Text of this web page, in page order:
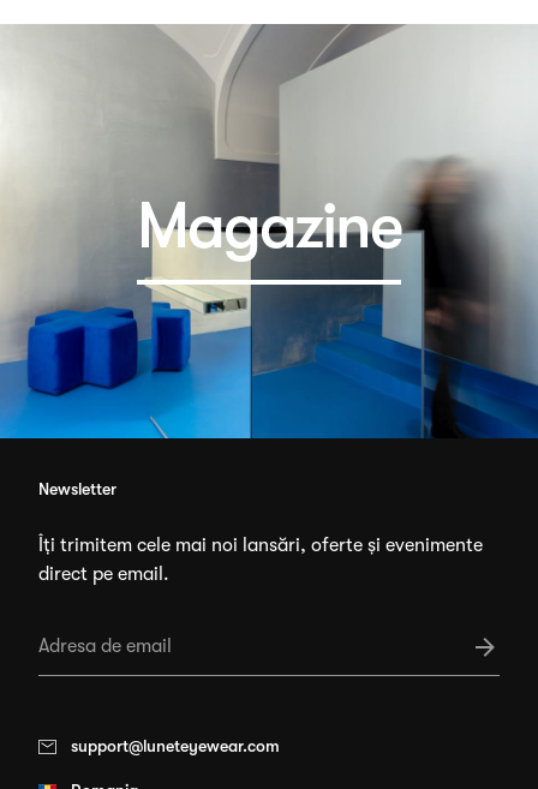
Magazine
Newsletter
Îți trimitem cele mai noi lansări, oferte și evenimente
direct pe email.
support@luneteyewear.com